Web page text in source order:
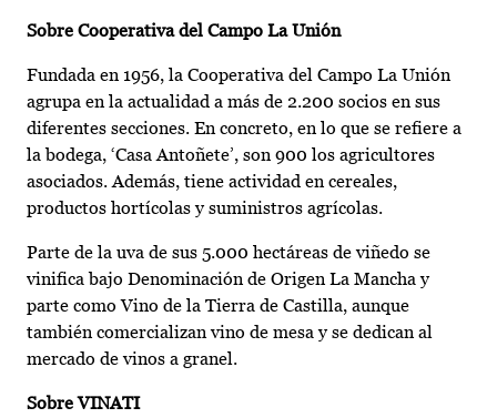
Sobre Cooperativa del Campo La Unión
Fundada en 1956, la Cooperativa del Campo La Unión
agrupa en la actualidad a más de 2.200 socios en sus
diferentes secciones. En concreto, en lo que se refiere a
la bodega, ‘Casa Antoñete’, son 900 los agricultores
asociados. Además, tiene actividad en cereales,
productos hortícolas y suministros agrícolas.
Parte de la uva de sus 5.000 hectáreas de viñedo se
vinifica bajo Denominación de Origen La Mancha y
parte como Vino de la Tierra de Castilla, aunque
también comercializan vino de mesa y se dedican al
mercado de vinos a granel.
Sobre VINATI